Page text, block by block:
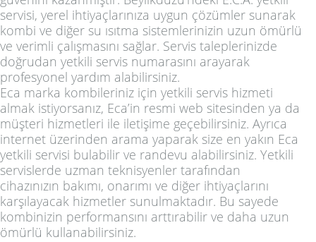
servisi, yerel ihtiyaçlarınıza uygun çözümler sunarak
kombi ve diğer su ısıtma sistemlerinizin uzun ömürlü
ve verimli çalışmasını sağlar. Servis taleplerinizde
doğrudan yetkili servis numarasını arayarak
profesyonel yardım alabilirsiniz.
Eca marka kombileriniz için yetkili servis hizmeti
almak istiyorsanız, Eca’in resmi web sitesinden ya da
müşteri hizmetleri ile iletişime geçebilirsiniz. Ayrıca
internet üzerinden arama yaparak size en yakın Eca
yetkili servisi bulabilir ve randevu alabilirsiniz. Yetkili
servislerde uzman teknisyenler tarafından
cihazınızın bakımı, onarımı ve diğer ihtiyaçlarını
karşılayacak hizmetler sunulmaktadır. Bu sayede
kombinizin performansını arttırabilir ve daha uzun
ömürlü kullanabilirsiniz.